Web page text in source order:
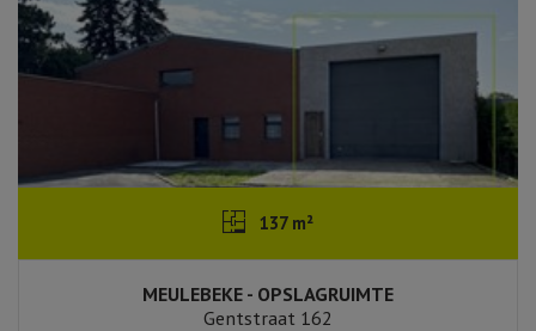
137 m²
MEULEBEKE - OPSLAGRUIMTE
Gentstraat 162